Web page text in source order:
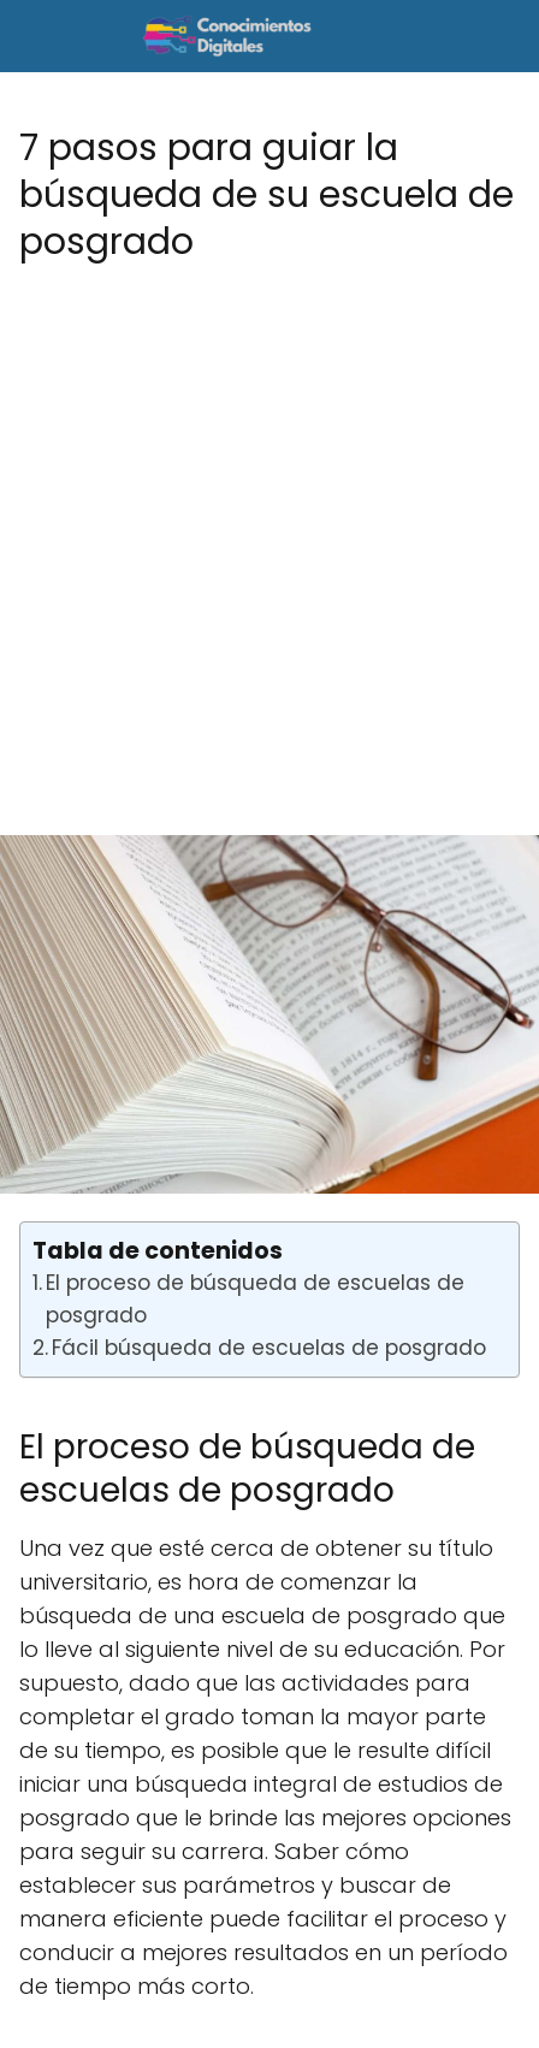
7 pasos para guiar la
búsqueda de su escuela de
posgrado
Tabla de contenidos
El proceso de búsqueda de escuelas de
posgrado
Fácil búsqueda de escuelas de posgrado
El proceso de búsqueda de
escuelas de posgrado
Una vez que esté cerca de obtener su título
universitario, es hora de comenzar la
búsqueda de una escuela de posgrado que
lo lleve al siguiente nivel de su educación. Por
supuesto, dado que las actividades para
completar el grado toman la mayor parte
de su tiempo, es posible que le resulte difícil
iniciar una búsqueda integral de estudios de
posgrado que le brinde las mejores opciones
para seguir su carrera. Saber cómo
establecer sus parámetros y buscar de
manera eficiente puede facilitar el proceso y
conducir a mejores resultados en un período
de tiempo más corto.